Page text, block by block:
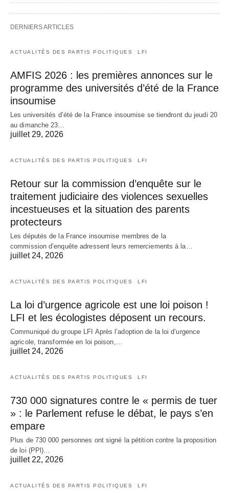
DERNIERS ARTICLES
ACTUALITÉS DES PARTIS POLITIQUES LFI
AMFIS 2026 : les premières annonces sur le
programme des universités d’été de la France
insoumise
Les universités d’été de la France insoumise se tiendront du jeudi 20
au dimanche 23…
juillet 29, 2026
ACTUALITÉS DES PARTIS POLITIQUES LFI
Retour sur la commission d’enquête sur le
traitement judiciaire des violences sexuelles
incestueuses et la situation des parents
protecteurs
Les députés de la France insoumise membres de la
commission d’enquête adressent leurs remerciements à la…
juillet 24, 2026
ACTUALITÉS DES PARTIS POLITIQUES LFI
La loi d’urgence agricole est une loi poison !
LFI et les écologistes déposent un recours.
Communiqué du groupe LFI Après l’adoption de la loi d’urgence
agricole, transformée en loi poison,…
juillet 24, 2026
ACTUALITÉS DES PARTIS POLITIQUES LFI
730 000 signatures contre le « permis de tuer
» : le Parlement refuse le débat, le pays s’en
empare
Plus de 730 000 personnes ont signé la pétition contre la proposition
de loi (PPl)…
juillet 22, 2026
ACTUALITÉS DES PARTIS POLITIQUES LFI